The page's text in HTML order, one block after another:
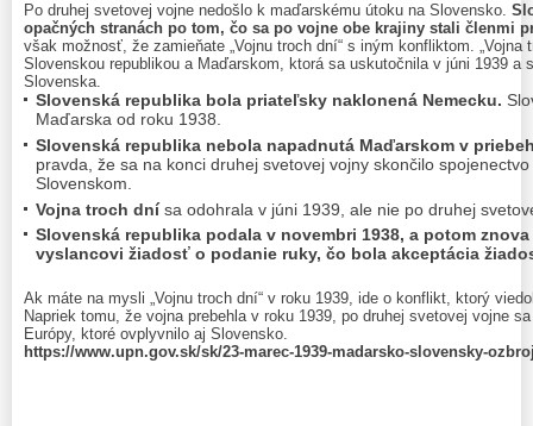
Po druhej svetovej vojne nedošlo k maďarskému útoku na Slovensko.
opačných stranách po tom, čo sa po vojne obe krajiny stali členmi
však možnosť, že zamieňate „Vojnu troch dní“ s iným konfliktom. „Vojna
Slovenskou republikou a Maďarskom, ktorá sa uskutočnila v júni 1939 a
Slovenska.
Slovenská republika bola priateľsky naklonená Nemecku.
Maďarska od roku 1938.
Slovenská republika nebola napadnutá Maďarskom v
pravda, že sa na konci druhej svetovej vojny skončilo
Slovenskom.
Vojna troch dnísa odohrala v júni 1939, ale nie po druhej
Slovenská republika podala v novembri 1938, a potom
vyslancovi žiadosť o podanie ruky, čo bola akceptácia
Ak máte na mysli „Vojnu troch dní“ v roku 1939, ide o konflikt, ktorý
Napriek tomu, že vojna prebehla v roku 1939, po druhej svetovej vojne
Európy, ktoré ovplyvnilo aj Slovensko.
https://www.upn.gov.sk/sk/23-marec-1939-madarsko-slovensky-